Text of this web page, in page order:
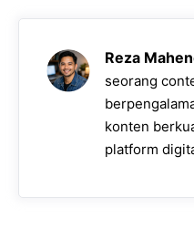
b s
A
p
g
r
a
m
e
n
g
e
r
L
i
n
k
Reza
seorang
konten
platform